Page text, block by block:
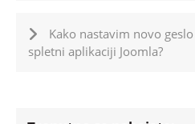
Kako nastavim novo
spletni aplikaciji Joomla?